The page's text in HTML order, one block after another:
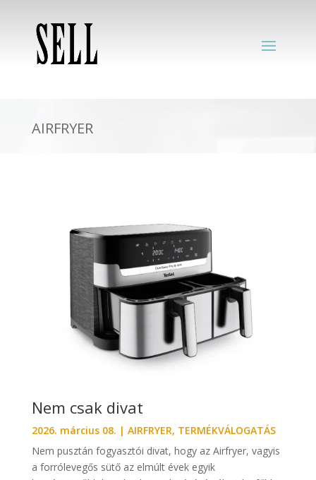
AIRFRYER
Nem csak divat
2026. március 08. | AIRFRYER, TERMÉKVÁLOGATÁS
Nem pusztán fogyasztói divat, hogy az Airfryer, vagyis
a forrólevegős sütő az elmúlt évek egyik